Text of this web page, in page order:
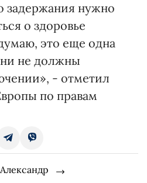
задержания нужно
о здоровье
это еще одна
не должны
- отметил
по правам